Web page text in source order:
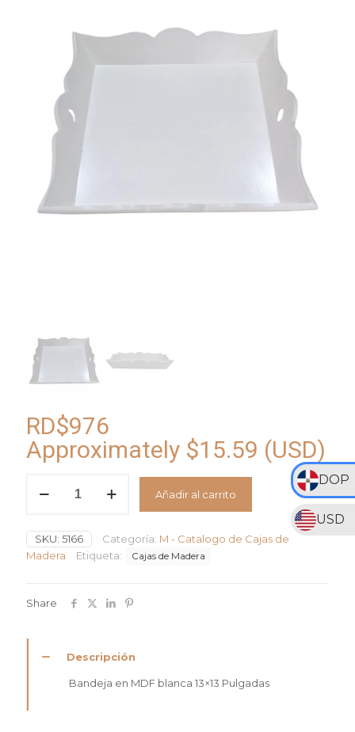
DOP
USD
RD$976
Approximately $15.59 (USD)
cantidad
Añadir al carrito
SKU: 5166 Categoría: M - Catalogo de Cajas de
Madera
Etiqueta: Cajas de Madera
Share
Descripción
Bandeja en MDF blanca 13×13 Pulgadas